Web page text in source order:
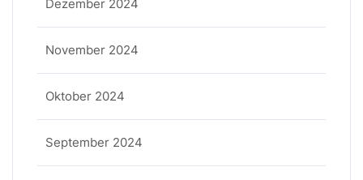
Dezember 2024
November 2024
Oktober 2024
September 2024